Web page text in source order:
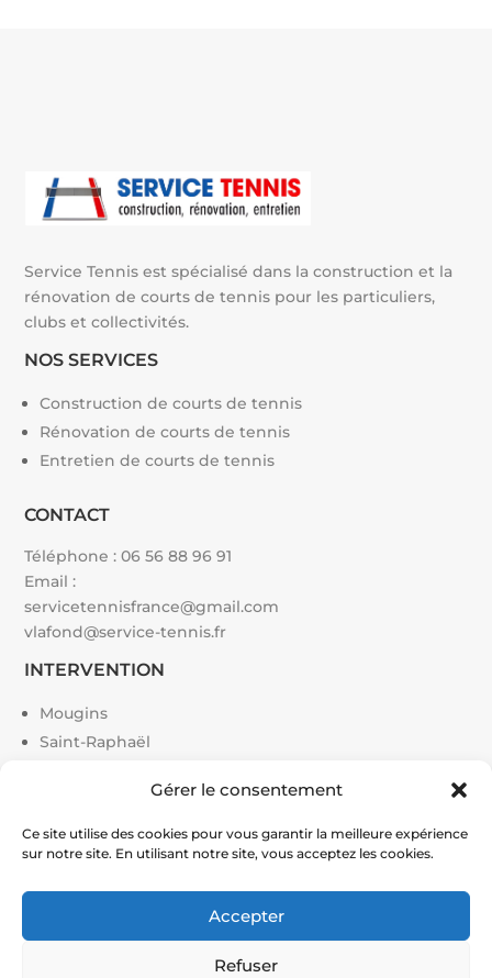
Gérer le consentement
Ce site utilise des cookies pour vous garantir la meilleure expérience
sur notre site. En utilisant notre site, vous acceptez les cookies.
Accepter
Refuser
Service Tennis est spécialisé dans la construction et la
rénovation de courts de tennis pour les particuliers,
clubs et collectivités.
NOS SERVICES
Construction de courts de tennis
Rénovation de courts de tennis
Entretien de courts de tennis
CONTACT
Téléphone :06 56 88 96 91
Email :
servicetennisfrance@gmail.com
vlafond@service-tennis.fr
INTERVENTION
Mougins
Saint-Raphaël
Cannes
Monaco
Saint-Tropez